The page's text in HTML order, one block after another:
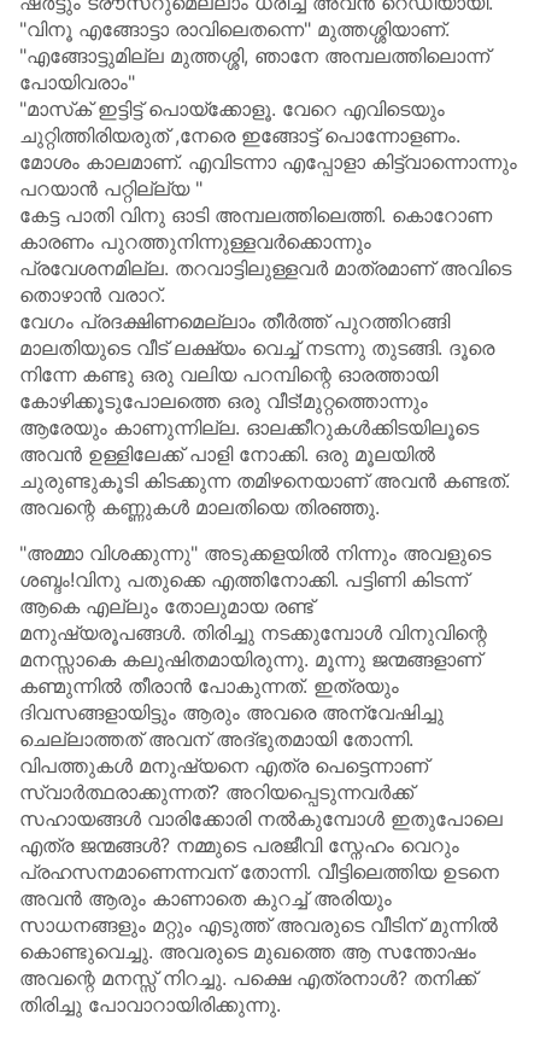
"വിനൂ എങ്ങോട്ടാ രാവിലെതന്നെ" മുത്തശ്ശിയാണ്.
"എങ്ങോട്ടുമില്ല മുത്തശ്ശി, ഞാനേ അമ്പലത്തിലൊന്ന്
പോയിവരാം"
"മാസ്‌ക് ഇട്ടിട്ട് പൊയ്ക്കോളൂ. വേറെ എവിടെയും
ചുറ്റിത്തിരിയരുത് ,നേരെ ഇങ്ങോട്ട് പൊന്നോളണം.
മോശം കാലമാണ്. എവിടന്നാ എപ്പോളാ കിട്ട്വാന്നൊന്നും
പറയാൻ പറ്റില്ല്യ "
കേട്ട പാതി വിനു ഓടി അമ്പലത്തിലെത്തി. കൊറോണ
കാരണം പുറത്തുനിന്നുള്ളവർക്കൊന്നും
പ്രവേശനമില്ല. തറവാട്ടിലുള്ളവർ മാത്രമാണ് അവിടെ
തൊഴാൻ വരാറ്.
വേഗം പ്രദക്ഷിണമെല്ലാം തീർത്ത് പുറത്തിറങ്ങി
മാലതിയുടെ വീട് ലക്ഷ്യം വെച്ച് നടന്നു തുടങ്ങി. ദൂരെ
നിന്നേ കണ്ടു ഒരു വലിയ പറമ്പിന്റെ ഓരത്തായി
കോഴിക്കൂടുപോലത്തെ ഒരു വീട്!മുറ്റത്തൊന്നും
ആരേയും കാണുന്നില്ല. ഓലക്കീറുകൾക്കിടയിലൂടെ
അവൻ ഉള്ളിലേക്ക് പാളി നോക്കി. ഒരു മൂലയിൽ
ചുരുണ്ടുകൂടി കിടക്കുന്ന തമിഴനെയാണ് അവൻ കണ്ടത്.
അവന്റെ കണ്ണുകൾ മാലതിയെ തിരഞ്ഞു.
"അമ്മാ വിശക്കുന്നു" അടുക്കളയിൽ നിന്നും അവളുടെ
ശബ്ദം!വിനു പതുക്കെ എത്തിനോക്കി. പട്ടിണി കിടന്ന്
ആകെ എല്ലും തോലുമായ രണ്ട്
മനുഷ്യരൂപങ്ങൾ. തിരിച്ചു നടക്കുമ്പോൾ വിനുവിന്റെ
മനസ്സാകെ കലുഷിതമായിരുന്നു. മൂന്നു ജന്മങ്ങളാണ്
കണ്മുന്നിൽ തീരാൻ പോകുന്നത്. ഇത്രയും
ദിവസങ്ങളായിട്ടും ആരും അവരെ അന്വേഷിച്ചു
ചെല്ലാത്തത് അവന് അദ്ഭുതമായി തോന്നി.
വിപത്തുകൾ മനുഷ്യനെ എത്ര പെട്ടെന്നാണ്
സ്വാർത്ഥരാക്കുന്നത്? അറിയപ്പെടുന്നവർക്ക്
സഹായങ്ങൾ വാരിക്കോരി നൽകുമ്പോൾ ഇതുപോലെ
എത്ര ജന്മങ്ങൾ? നമ്മുടെ പരജീവി സ്നേഹം വെറും
പ്രഹസനമാണെന്നവന് തോന്നി. വീട്ടിലെത്തിയ ഉടനെ
അവൻ ആരും കാണാതെ കുറച്ച് അരിയും
സാധനങ്ങളും മറ്റും എടുത്ത് അവരുടെ വീടിന് മുന്നിൽ
കൊണ്ടുവെച്ചു. അവരുടെ മുഖത്തെ ആ സന്തോഷം
അവന്റെ മനസ്സ് നിറച്ചു. പക്ഷെ എത്രനാൾ? തനിക്ക്
തിരിച്ചു പോവാറായിരിക്കുന്നു.